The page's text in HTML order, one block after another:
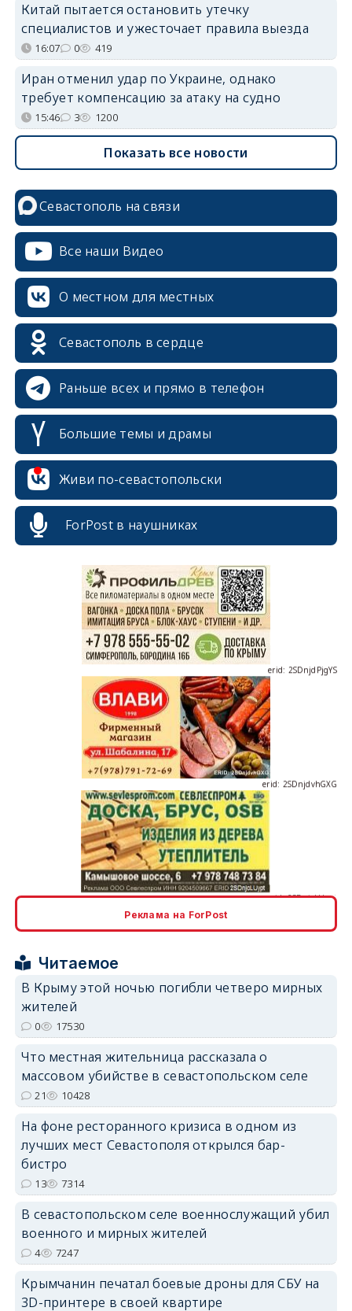
Китай пытается остановить утечку
специалистов и ужесточает правила выезда
16:07 0 419
Иран отменил удар по Украине, однако
требует компенсацию за атаку на судно
15:46 3 1200
Показать все новости
Севастополь на связи
Все наши Видео
О местном для местных
Севастополь в сердце
Раньше всех и прямо в телефон
Большие темы и драмы
Живи по-севастопольски
ForPost в наушниках
erid: 2SDnjcrDNw6
erid: 2SDnjdPjgYS
erid: 2SDnjdvhGXG
Реклама на ForPost
Читаемое
В Крыму этой ночью погибли четверо мирных
жителей
0 17530
Что местная жительница рассказала о
массовом убийстве в севастопольском селе
21 10428
На фоне ресторанного кризиса в одном из
лучших мест Севастополя открылся бар-
бистро
13 7314
В севастопольском селе военнослужащий убил
военного и мирных жителей
4 7247
Крымчанин печатал боевые дроны для СБУ на
3D-принтере в своей квартире